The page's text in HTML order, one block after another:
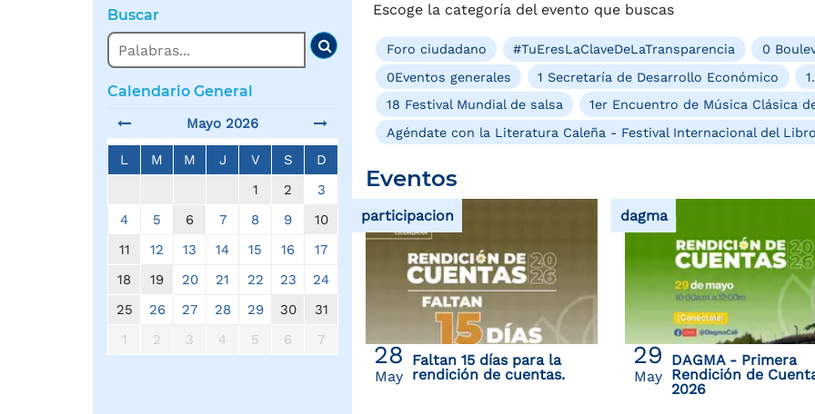
Buscar
Buscar
Buscar
Calendario General
Mayo 2026
L M M J V S
D
1
2
3
4
5 6 7 8 9
10
11
12 13 14 15 16
17
18
19 20 21 22 23
24
25
26 27 28 29 30
31
1
2 3 4 5 6 7
Escoge la categoría del evento que buscas
Foro ciudadano #TuEresLaClaveDeLaTransparencia
0
0Eventos generales
1 Secretaría de Desarrollo Económico
18 Festival Mundial de salsa
1er Encuentro de Música Clásica
Agéndate con la Literatura Caleña - Festival Internacional del
Eventos
participacion
28
May
Faltan 15 días para la
rendición de cuentas.
dagma
29
May
DAGMA - Primera
Rendición de
2026